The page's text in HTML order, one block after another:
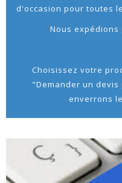
d'occasion pour toutes
Nous
Choisissez votre
"Demander un
enverrons